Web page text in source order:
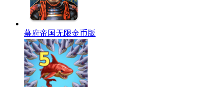
幕府帝国无限金币版